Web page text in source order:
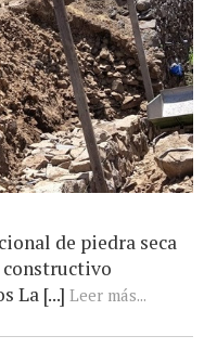
de piedra seca
La [...] Leer más...